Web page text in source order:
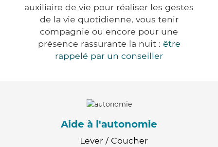
auxiliaire de vie pour réaliser les gestes
de la vie quotidienne, vous tenir
compagnie ou encore pour une
présence rassurante la nuit : être
rappelé par un conseiller
Aide à l'autonomie
Lever / Coucher